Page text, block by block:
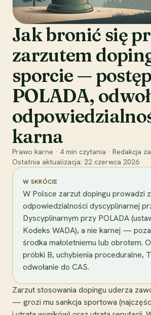
Jak bronić się
zarzutem
sporcie —
POLADA,
karna
Prawo karne · 4 min czytania · Redakcja
Ostatnia aktualizacja: 22 czerwca 2026
W SKRÓCIE
W Polsce zarzut dopingu prowadzi
odpowiedzialności dyscyplinarnej
Dyscyplinarnym przy POLADA
Kodeks WADA), a nie karnej —
środka małoletniemu lub obrotem.
próbki B, uchybienia proceduralne,
odwołanie do CAS.
Zarzut stosowania dopingu uderza
— grozi mu sankcja sportowa